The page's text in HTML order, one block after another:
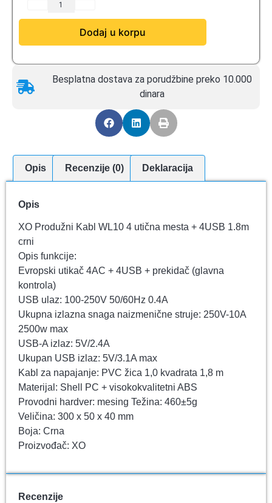
Dodaj u korpu
Besplatna dostava za porudžbine preko 10.000
dinara
Opis Recenzije (0) Deklaracija
Opis
XO Produžni Kabl WL10 4 utična mesta + 4USB 1.8m
crni
Opis funkcije:
Evropski utikač 4AC + 4USB + prekidač (glavna
kontrola)
USB ulaz: 100-250V 50/60Hz 0.4A
Ukupna izlazna snaga naizmenične struje: 250V-10A
2500w max
USB-A izlaz: 5V/2.4A
Ukupan USB izlaz: 5V/3.1A max
Kabl za napajanje: PVC žica 1,0 kvadrata 1,8 m
Materijal: Shell PC + visokokvalitetni ABS
Provodni hardver: mesing Težina: 460±5g
Veličina: 300 x 50 x 40 mm
Boja: Crna
Proizvođač: XO
Recenzije